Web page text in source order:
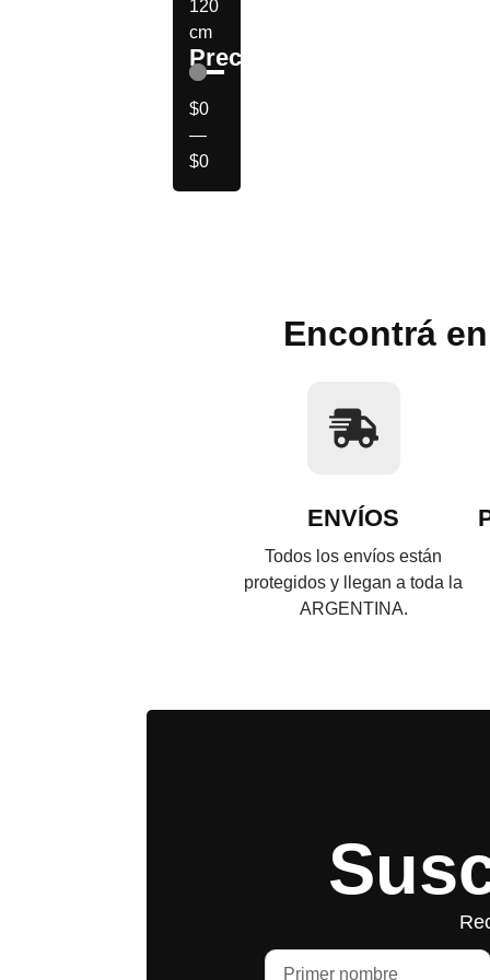
120
cm
Precio
$0
—
$0
Encontrá
ENVÍOS
Todos los envíos están
protegidos y llegan a toda la
ARGENTINA.